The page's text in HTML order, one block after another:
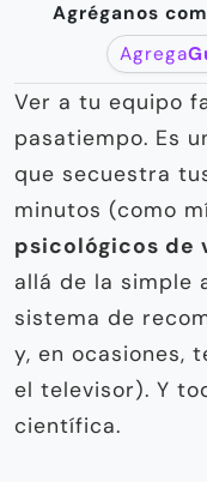
Agréganos
Agrega
Ver a tu equipo
pasatiempo. Es
que secuestra
minutos (como
psicológicos de
allá de la simple
sistema de
y, en ocasiones,
el televisor). Y
científica.